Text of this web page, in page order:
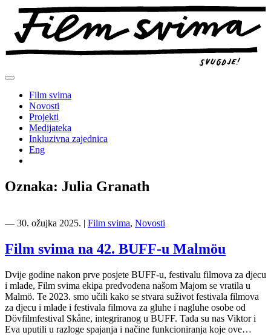
Preskoči
sadržaj
Film svima
Novosti
Projekti
Medijateka
Inkluzivna zajednica
Eng
Oznaka: Julia Granath
― 30. ožujka 2025. | Film svima, Novosti
Film svima na 42. BUFF-u Malmöu
Dvije godine nakon prve posjete BUFF-u, festivalu filmova za djecu
i mlade, Film svima ekipa predvođena našom Majom se vratila u
Malmö. Te 2023. smo učili kako se stvara suživot festivala filmova
za djecu i mlade i festivala filmova za gluhe i nagluhe osobe od
Dövfilmfestival Skåne, integriranog u BUFF. Tada su nas Viktor i
Eva uputili u razloge spajanja i načine funkcioniranja koje ove…